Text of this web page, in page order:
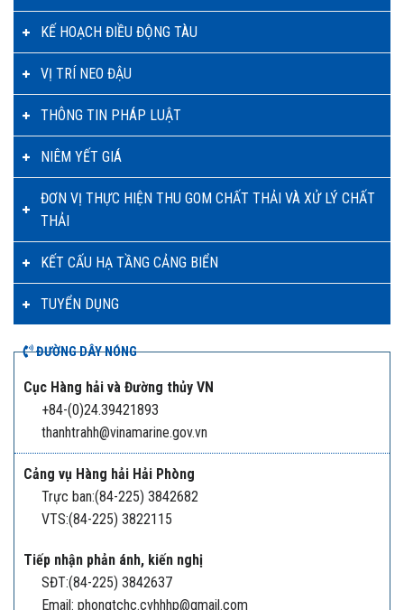
KẾ HOẠCH ĐIỀU ĐỘNG TÀU
VỊ TRÍ NEO ĐẬU
THÔNG TIN PHÁP LUẬT
NIÊM YẾT GIÁ
ĐƠN VỊ THỰC HIỆN THU GOM CHẤT THẢI VÀ XỬ LÝ CHẤT
THẢI
KẾT CẤU HẠ TẦNG CẢNG BIỂN
TUYỂN DỤNG
ĐƯỜNG DÂY NÓNG
Cục Hàng hải và Đường thủy VN
+84-(0)24.39421893
thanhtrahh@vinamarine.gov.vn
Cảng vụ Hàng hải Hải Phòng
Trực ban:(84-225) 3842682
VTS:(84-225) 3822115
Tiếp nhận phản ánh, kiến nghị
SĐT:(84-225) 3842637
Email: phongtchc.cvhhhp@gmail.com